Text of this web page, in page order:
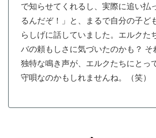
で知らせてくれるし、実際に追い払
るんだぞ！」と、まるで自分の子ど
らしげに話していました。エルクた
バの頼もしさに気づいたのかも？ そ
独特な鳴き声が、エルクたちにとっ
守唄なのかもしれませんね。（笑）